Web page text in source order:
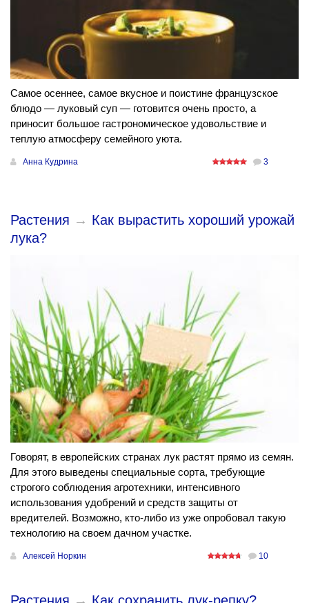
Самое осеннее, самое вкусное и поистине французское
блюдо — луковый суп — готовится очень просто, а
приносит большое гастрономическое удовольствие и
теплую атмосферу семейного уюта.
Анна Кудрина 3
Растения → Как вырастить хороший урожай
лука?
Говорят, в европейских странах лук растят прямо из семян.
Для этого выведены специальные сорта, требующие
строгого соблюдения агротехники, интенсивного
использования удобрений и средств защиты от
вредителей. Возможно, кто-либо из уже опробовал такую
технологию на своем дачном участке.
Алексей Норкин 10